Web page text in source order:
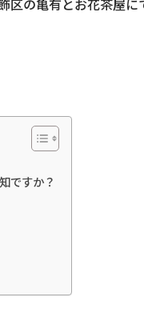
区の亀有とお花茶屋
ですか？